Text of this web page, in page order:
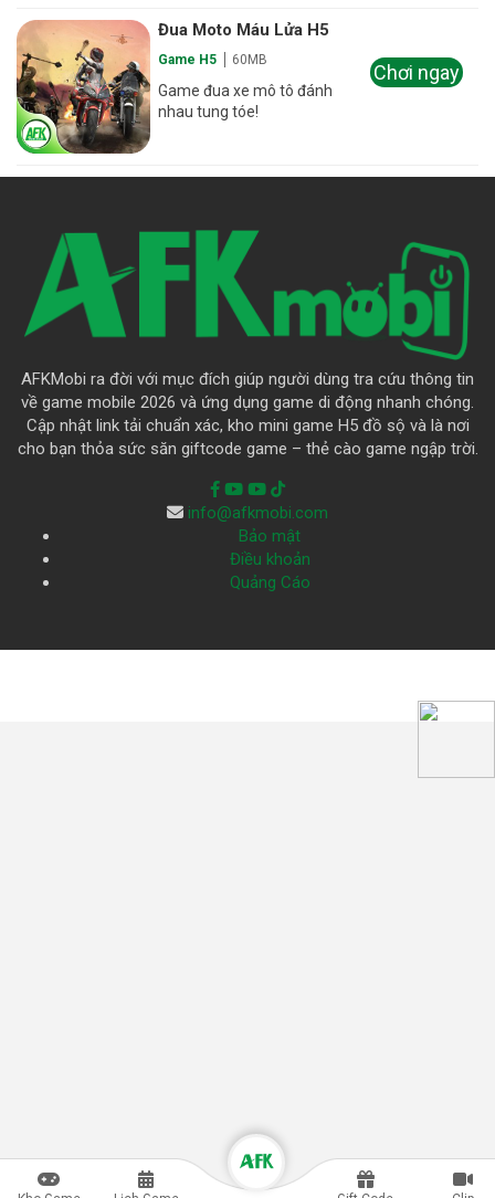
Đua Moto Máu Lửa H5
Game H5 60MB
Game đua xe mô tô đánh
nhau tung tóe!
Chơi ngay
AFKMobi ra đời với mục đích giúp người dùng tra cứu thông tin
về game mobile 2026 và ứng dụng game di động nhanh chóng.
Cập nhật link tải chuẩn xác, kho mini game H5 đồ sộ và là nơi
cho bạn thỏa sức săn giftcode game – thẻ cào game ngập trời.
info@afkmobi.com
Bảo mật
Điều khoản
Quảng Cáo